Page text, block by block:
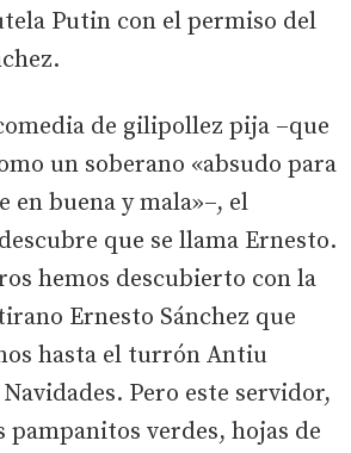
Putin con el permiso del
de gilipollez pija –que
un soberano «absudo para
en buena y mala»–, el
que se llama Ernesto.
hemos descubierto con la
Ernesto Sánchez que
hasta el turrón Antiu
Pero este servidor,
pampanitos verdes, hojas de